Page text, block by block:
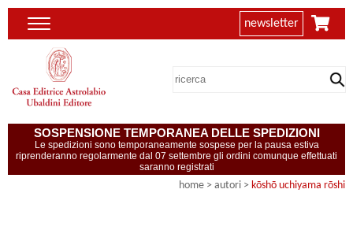
newsletter
SOSPENSIONE TEMPORANEA DELLE SPEDIZIONI
Le spedizioni sono temporaneamente sospese per la pausa estiva
riprenderanno regolarmente dal 07 settembre gli ordini comunque effettuati
saranno registrati
home > autori > kōshō uchiyama rōshi